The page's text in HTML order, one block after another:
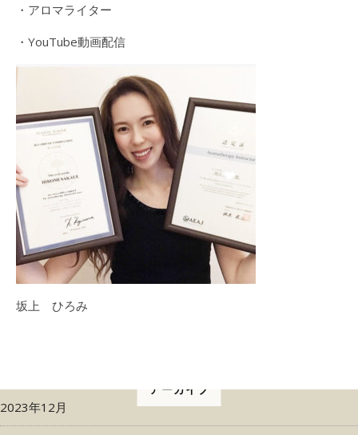
・アロマライター
・YouTube動画配信
坂上 ひろみ
アーカイブ
2023年12月